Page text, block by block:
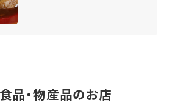
品・物産品のお店